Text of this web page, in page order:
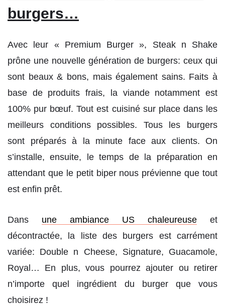
burgers…
Avec leur « Premium Burger », Steak n Shake
prône une nouvelle génération de burgers: ceux qui
sont beaux & bons, mais également sains. Faits à
base de produits frais, la viande notamment est
100% pur bœuf. Tout est cuisiné sur place dans les
meilleurs conditions possibles. Tous les burgers
sont préparés à la minute face aux clients. On
s’installe, ensuite, le temps de la préparation en
attendant que le petit biper nous prévienne que tout
est enfin prêt.
Dans une ambiance US chaleureuse et
décontractée, la liste des burgers est carrément
variée: Double n Cheese, Signature, Guacamole,
Royal… En plus, vous pourrez ajouter ou retirer
n’importe quel ingrédient du burger que vous
choisirez !